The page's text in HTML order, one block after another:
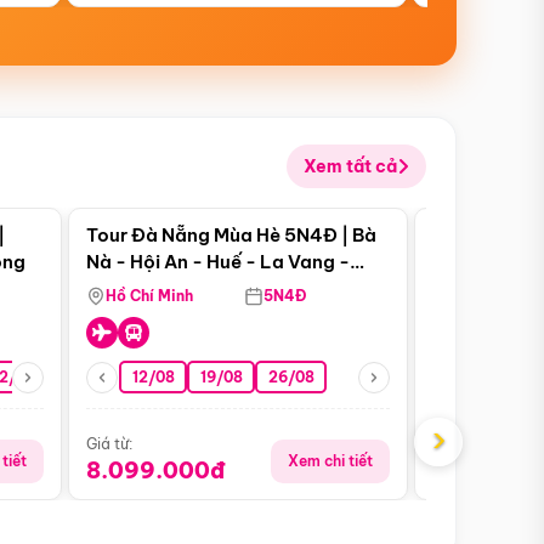
Xem tất cả
08 26/08 05/09 09/09 12/09
tiết
Điểm nổi bật
Tour Đà Nẵng Mùa Hè 5N4Đ | Bà
Nà - Hội An - Huế - La Vang -
Động Thiên Đường
Hồ Chí Minh 5N4Đ
12/08 19/08 26/08
Giá từ:
8.099.000đ Xem chi tiết
Giá từ:
›